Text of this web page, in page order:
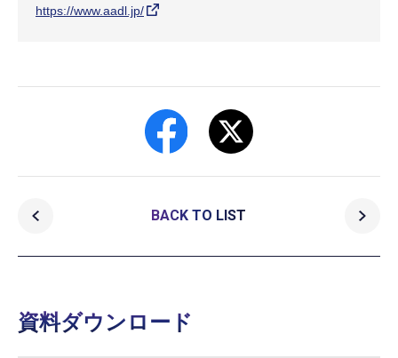
https://www.aadl.jp/
BACK TO LIST
資料ダウンロード